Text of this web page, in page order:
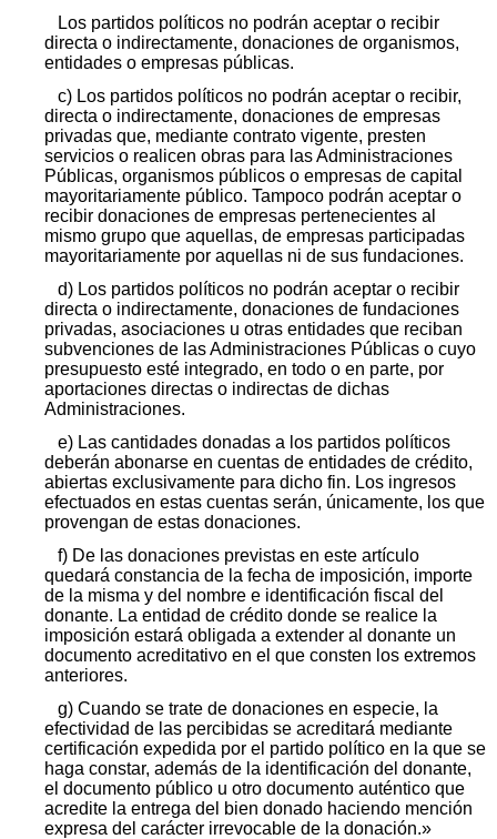
Los partidos políticos no podrán aceptar o recibir
directa o indirectamente, donaciones de organismos,
entidades o empresas públicas.
c) Los partidos políticos no podrán aceptar o recibir,
directa o indirectamente, donaciones de empresas
privadas que, mediante contrato vigente, presten
servicios o realicen obras para las Administraciones
Públicas, organismos públicos o empresas de capital
mayoritariamente público. Tampoco podrán aceptar o
recibir donaciones de empresas pertenecientes al
mismo grupo que aquellas, de empresas participadas
mayoritariamente por aquellas ni de sus fundaciones.
d) Los partidos políticos no podrán aceptar o recibir
directa o indirectamente, donaciones de fundaciones
privadas, asociaciones u otras entidades que reciban
subvenciones de las Administraciones Públicas o cuyo
presupuesto esté integrado, en todo o en parte, por
aportaciones directas o indirectas de dichas
Administraciones.
e) Las cantidades donadas a los partidos políticos
deberán abonarse en cuentas de entidades de crédito,
abiertas exclusivamente para dicho fin. Los ingresos
efectuados en estas cuentas serán, únicamente, los que
provengan de estas donaciones.
f) De las donaciones previstas en este artículo
quedará constancia de la fecha de imposición, importe
de la misma y del nombre e identificación fiscal del
donante. La entidad de crédito donde se realice la
imposición estará obligada a extender al donante un
documento acreditativo en el que consten los extremos
anteriores.
g) Cuando se trate de donaciones en especie, la
efectividad de las percibidas se acreditará mediante
certificación expedida por el partido político en la que se
haga constar, además de la identificación del donante,
el documento público u otro documento auténtico que
acredite la entrega del bien donado haciendo mención
expresa del carácter irrevocable de la donación.»